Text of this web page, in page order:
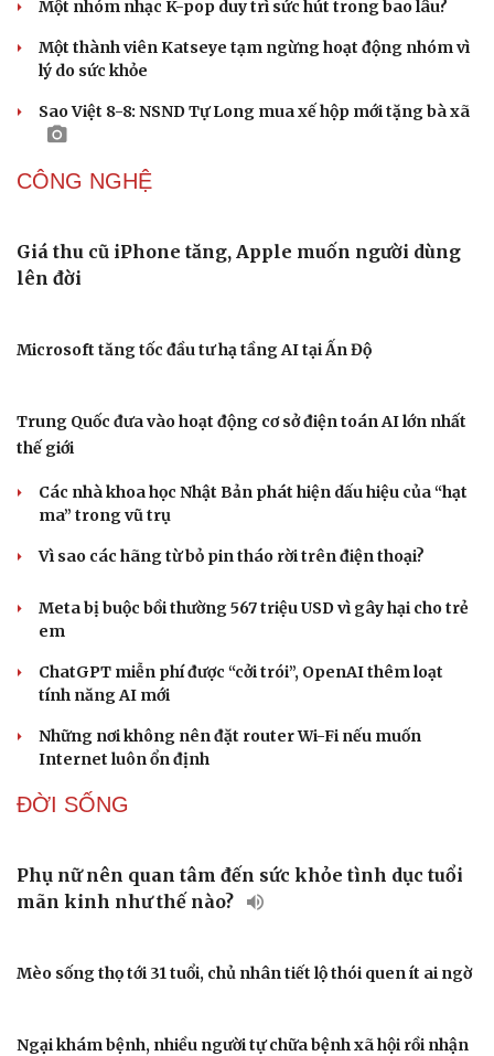
Sao Việt 9-8: Công ty quản lý chính thức bỏ tên
4.000 khán giả gọi tên Phùng Khánh Linh, nữ ca sĩ nói
không còn cô đơn
Thuận Nguyễn nhảy trên giày bọc lửa, Đinh Mạnh Ninh
Dàn MC VTV ngồi ghế nóng, hơn 300 thí sinh bước vào
Tứ kết MC nhí
ngàn chông gai 2026
Một nhóm nhạc K-pop duy trì sức hút trong bao lâu?
Một thành viên Katseye tạm ngừng hoạt động nhóm vì
lý do sức khỏe
Giá thu cũ iPhone tăng, Apple muốn người dùng
lên đời
Trung Quốc đưa vào hoạt động cơ sở điện toán AI lớn nhất
Các nhà khoa học Nhật Bản phát hiện dấu hiệu của “hạt
ma” trong vũ trụ